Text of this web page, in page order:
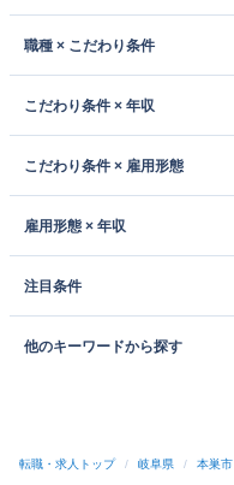
職種 × こだわり条件
こだわり条件 × 年収
こだわり条件 × 雇用形態
雇用形態 × 年収
注目条件
他のキーワードから探す
転職・求人トップ / 岐阜県 / 本巣市